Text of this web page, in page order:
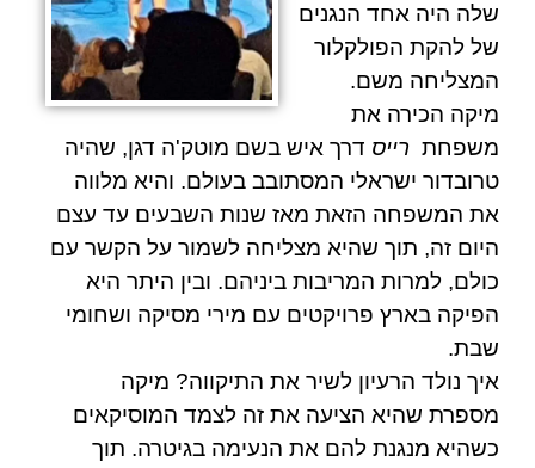
שלה היה אחד הנגנים
של להקת הפולקלור
המצליחה משם.
מיקה הכירה את
משפחת רייס דרך איש בשם מוטק'ה דגן, שהיה
טרובדור ישראלי המסתובב בעולם. והיא מלווה
את המשפחה הזאת מאז שנות השבעים עד עצם
היום זה, תוך שהיא מצליחה לשמור על הקשר עם
כולם, למרות המריבות ביניהם. ובין היתר היא
הפיקה בארץ פרויקטים עם מירי מסיקה ושחומי
שבת.
איך נולד הרעיון לשיר את התיקווה? מיקה
מספרת שהיא הציעה את זה לצמד המוסיקאים
כשהיא מנגנת להם את הנעימה בגיטרה. תוך